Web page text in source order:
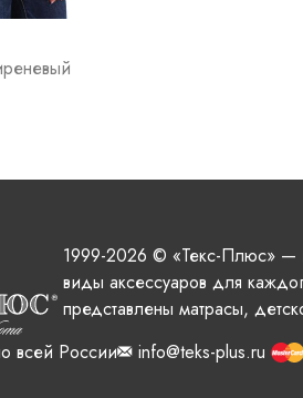
1999-2026 © «Текс-Плюс» —
виды аксессуаров для
представлены матрасы,
всей России
info@teks-plus.ru